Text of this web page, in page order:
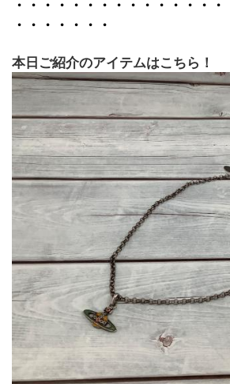
・・・・・・・・・・・・・・・
・・・・・・・
本日ご紹介のアイテムはこちら！